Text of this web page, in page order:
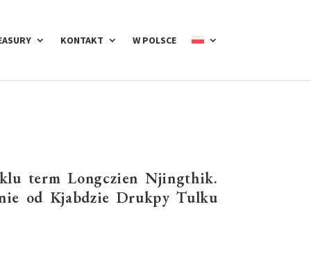
KONTAKT W POLSCE
term Longczien Njingthik.
od Kjabdzie Drukpy Tulku